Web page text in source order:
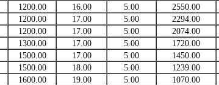
1200.00 16.00 5.00 2550.00
1200.00 17.00 5.00 2294.00
1200.00 17.00 5.00 2074.00
1300.00 17.00 5.00 1720.00
1500.00 17.00 5.00 1450.00
1500.00 18.00 5.00 1239.00
1600.00 19.00 5.00 1070.00